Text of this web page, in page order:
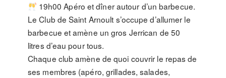
19h00 Apéro et dîner autour d’un barbecue.
Le Club de Saint Arnoult s’occupe d’allumer le
barbecue et amène un gros Jerrican de 50
litres d’eau pour tous.
Chaque club amène de quoi couvrir le repas de
ses membres (apéro, grillades, salades,